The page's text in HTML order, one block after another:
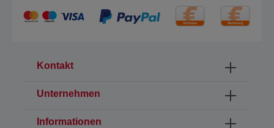
Kontakt
Unternehmen
Informationen